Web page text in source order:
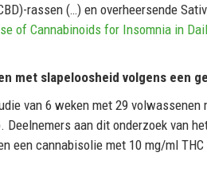
rassen (…) en overheersende
of Cannabinoids for Insomnia in
met slapeloosheid volgens een
van 6 weken met 29 volwassenen
Deelnemers aan dit onderzoek van
een cannabisolie met 10 mg/ml